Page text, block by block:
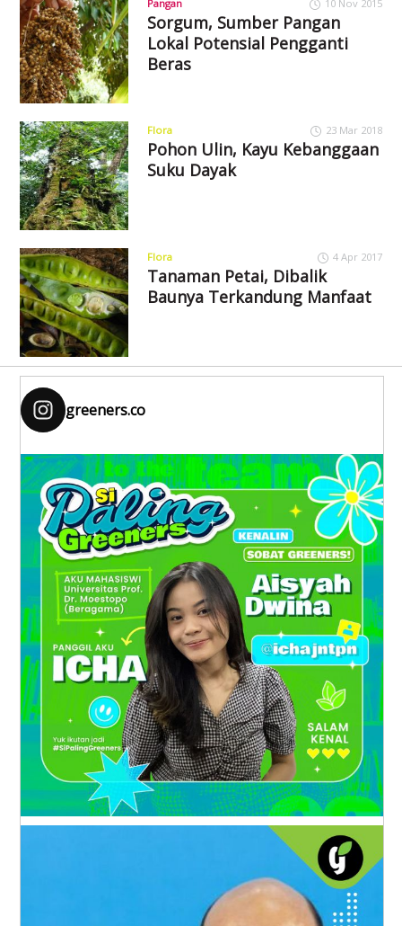
Pangan 10 Nov 2015
Sorgum, Sumber Pangan
Lokal Potensial Pengganti
Beras
Flora 23 Mar 2018
Pohon Ulin, Kayu Kebanggaan
Suku Dayak
Flora 4 Apr 2017
Tanaman Petai, Dibalik
Baunya Terkandung Manfaat
greeners.co